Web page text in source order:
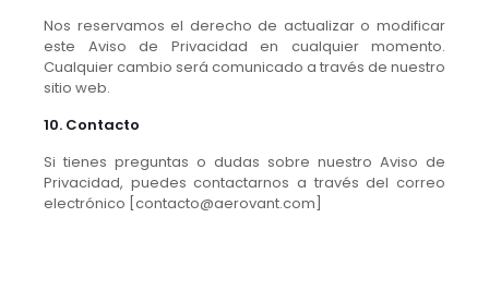
Nos reservamos el derecho de actualizar o modificar
este Aviso de Privacidad en cualquier momento.
Cualquier cambio será comunicado a través de nuestro
sitio web.
10. Contacto
Si tienes preguntas o dudas sobre nuestro Aviso de
Privacidad, puedes contactarnos a través del correo
electrónico [contacto@aerovant.com]